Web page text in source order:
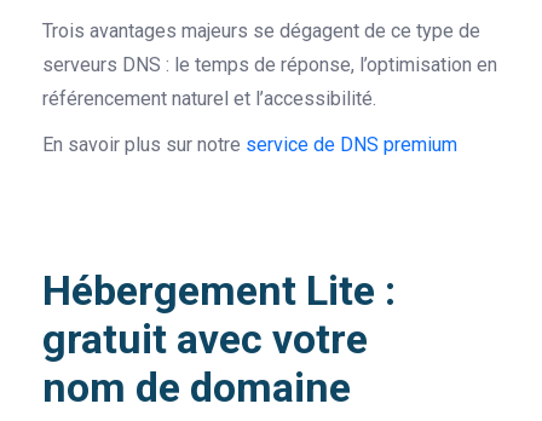
Trois avantages majeurs se dégagent de ce type de
serveurs DNS : le temps de réponse, l’optimisation en
référencement naturel et l’accessibilité.
En savoir plus sur notre service de DNS premium
Hébergement Lite :
gratuit avec votre
nom de domaine